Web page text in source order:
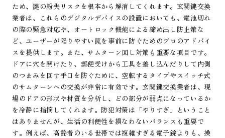
ため、鍵の紛失リスクを根本から解消してくれます。玄関鍵交換
業者は、これらのデジタルデバイスの設置においても、電池切れ
の際の緊急対応や、オートロック機能による締め出し防止策な
ど、ユーザーが陥りやすい罠を事前に防ぐためのプロのアドバイ
スを提供します。また、サムターン回し対策も重要な項目です。
ドアに穴を開けたり、郵便受けから工具を差し込んだりして内側
のつまみを回す手口を防ぐために、空転するタイプやスイッチ式
のサムターンへの交換が非常に有効です。玄関鍵交換業者は、現
場のドアの形状や材質を分析し、どの部分が弱点になっているか
を冷静に指摘してくれます。防犯対策は「やりすぎ」ということ
はありませんが、生活の利便性を損なわないバランスも重要で
す。例えば、高齢者のいる世帯では複雑すぎる電子錠よりも、操